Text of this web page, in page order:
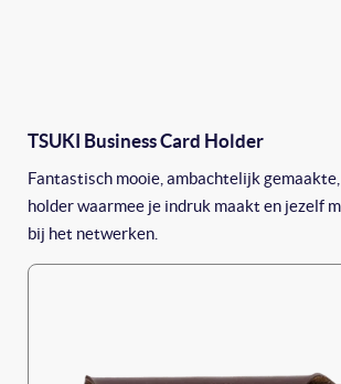
TSUKI Business Card Holder
Fantastisch mooie, ambachtelijk
holder waarmee je indruk maakt en jezelf
bij het netwerken.